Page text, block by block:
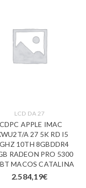
LCD DA 27
APPLE IMAC
A 27 5K RD I5
10TH 8GBDDR4
RADEON PRO 5300
MACOS CATALINA
2.584,19€